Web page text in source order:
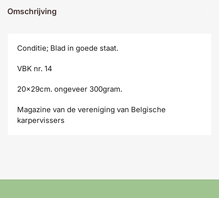
Omschrijving
Conditie; Blad in goede staat.
VBK nr. 14
20x29cm. ongeveer 300gram.
Magazine van de vereniging van Belgische
karpervissers